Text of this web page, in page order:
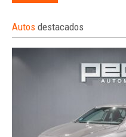
Autos destacados